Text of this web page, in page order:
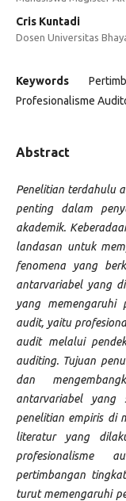
Cris Kuntadi
Dosen Universitas
Keywords
Profesionalisme
Abstract
Penelitian terdahulu
penting dalam
akademik.
landasan untuk
fenomena yang
antarvariabel yang
yang memengaruhi
audit, yaitu
audit melalui
auditing. Tujuan
dan
antarvariabel yang
penelitian empiris di
literatur yang
profesionalisme
pertimbangan
turut memengaruhi